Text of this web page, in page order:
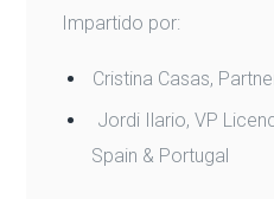
Impartido por:
Cristina Casas,
Jordi Ilario, VP
Spain & Portugal